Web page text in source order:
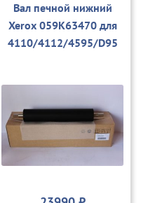
Вал печной нижний
Xerox 059K63470 для
4110/4112/4595/D95